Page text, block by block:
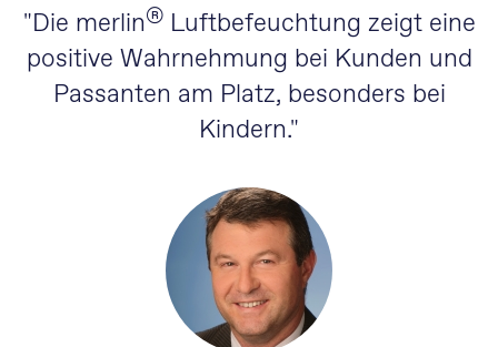
"Die merlin®Luftbefeuchtung zeigt eine
positive Wahrnehmung bei Kunden und
Passanten am Platz, besonders bei
Kindern."